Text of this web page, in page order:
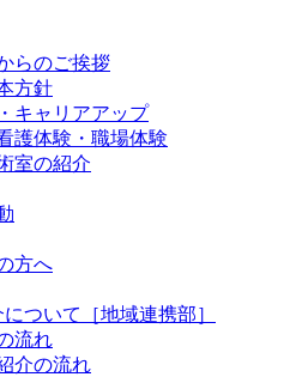
らのご挨拶
方針
キャリアアップ
護体験・職場体験
室の紹介
方へ
ついて［地域連携部］
流れ
介の流れ